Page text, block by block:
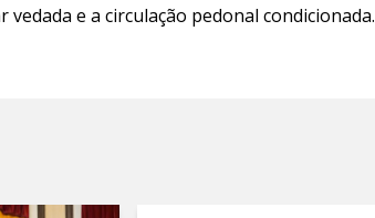
e a circulação pedonal condicionada.